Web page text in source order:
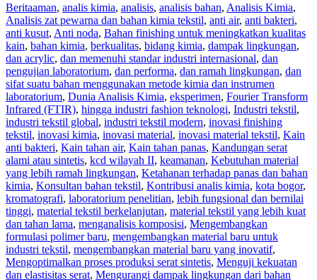
Beritaaman, analis kimia, analisis, analisis bahan, Analisis Kimia,
Analisis zat pewarna dan bahan kimia tekstil, anti air, anti bakteri,
anti kusut, Anti noda, Bahan finishing untuk meningkatkan kualitas
kain, bahan kimia, berkualitas, bidang kimia, dampak lingkungan,
dan acrylic, dan memenuhi standar industri internasional, dan
pengujian laboratorium, dan performa, dan ramah lingkungan, dan
sifat suatu bahan menggunakan metode kimia dan instrumen
laboratorium, Dunia Analisis Kimia, eksperimen, Fourier Transform
Infrared (FTIR), hingga industri fashion teknologi, Industri tekstil,
industri tekstil global, industri tekstil modern, inovasi finishing
tekstil, inovasi kimia, inovasi material, inovasi material tekstil, Kain
anti bakteri, Kain tahan air, Kain tahan panas, Kandungan serat
alami atau sintetis, kcd wilayah II, keamanan, Kebutuhan material
yang lebih ramah lingkungan, Ketahanan terhadap panas dan bahan
kimia, Konsultan bahan tekstil, Kontribusi analis kimia, kota bogor,
kromatografi, laboratorium penelitian, lebih fungsional dan bernilai
tinggi, material tekstil berkelanjutan, material tekstil yang lebih kuat
dan tahan lama, menganalisis komposisi, Mengembangkan
formulasi polimer baru, mengembangkan material baru untuk
industri tekstil, mengembangkan material baru yang inovatif,
Mengoptimalkan proses produksi serat sintetis, Menguji kekuatan
dan elastisitas serat, Mengurangi dampak lingkungan dari bahan